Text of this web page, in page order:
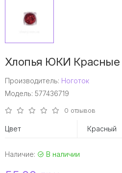
Хлопья ЮКИ Красные
Производитель: Ноготок
Модель: 577436719
0 отзывов
Цвет Красный
Наличие: В наличии